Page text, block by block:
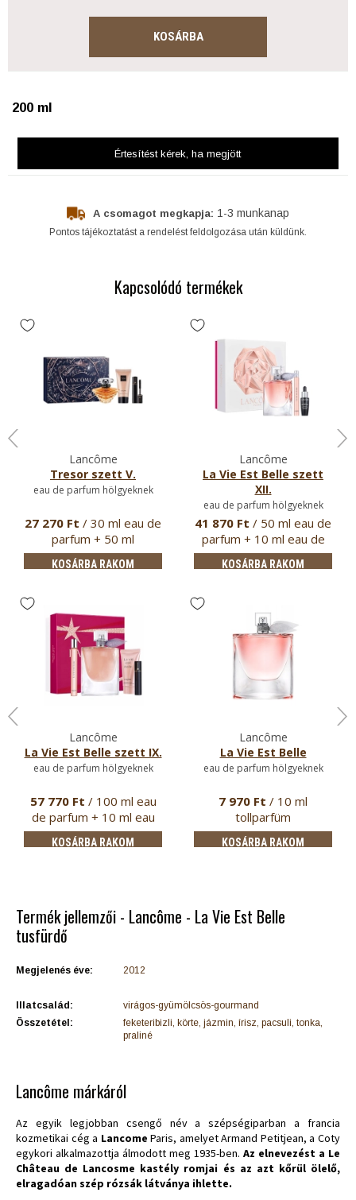
KOSÁRBA
200 ml
Értesítést kérek , ha megjött
A csomagot megkapja: 1-3 munkanap
Pontos tájékoztatást a rendelést feldolgozása után küldünk.
Kapcsolódó termékek
Lancôme
Tresor szett V.
eau de parfum hölgyeknek
27 270 Ft / 30 ml eau de
parfum + 50 ml
testápoló …
KOSÁRBA RAKOM
Lancôme
La Vie Est Belle szett
XII.
eau de parfum hölgyeknek
41 870 Ft / 50 ml eau de
parfum + 10 ml eau de
par…
KOSÁRBA RAKOM
Lancôme
La Vie Est Belle szett IX.
eau de parfum hölgyeknek
57 770 Ft / 100 ml eau
de parfum + 10 ml eau
de pa…
KOSÁRBA RAKOM
Lancôme
La Vie Est Belle
eau de parfum hölgyeknek
7 970 Ft / 10 ml
tollparfüm
KOSÁRBA RAKOM
Termék jellemzői - Lancôme - La Vie Est Belle
tusfürdő
Megjelenés éve: 2012
Illatcsalád:
virágos-gyümölcsös-gourmand
Összetétel:
feketeribizli, körte, jázmin, írisz, pacsuli, tonka,
praliné
Lancôme márkáról
Az egyik legjobban csengő név a szépségiparban a francia
kozmetikai cég a Lancome Paris, amelyet Armand Petitjean, a Coty
egykori alkalmazottja álmodott meg 1935-ben. Az elnevezést a Le
Château de Lancosme kastély romjai és az azt kőrül ölelő,
elragadóan szép rózsák látványa ihlette.